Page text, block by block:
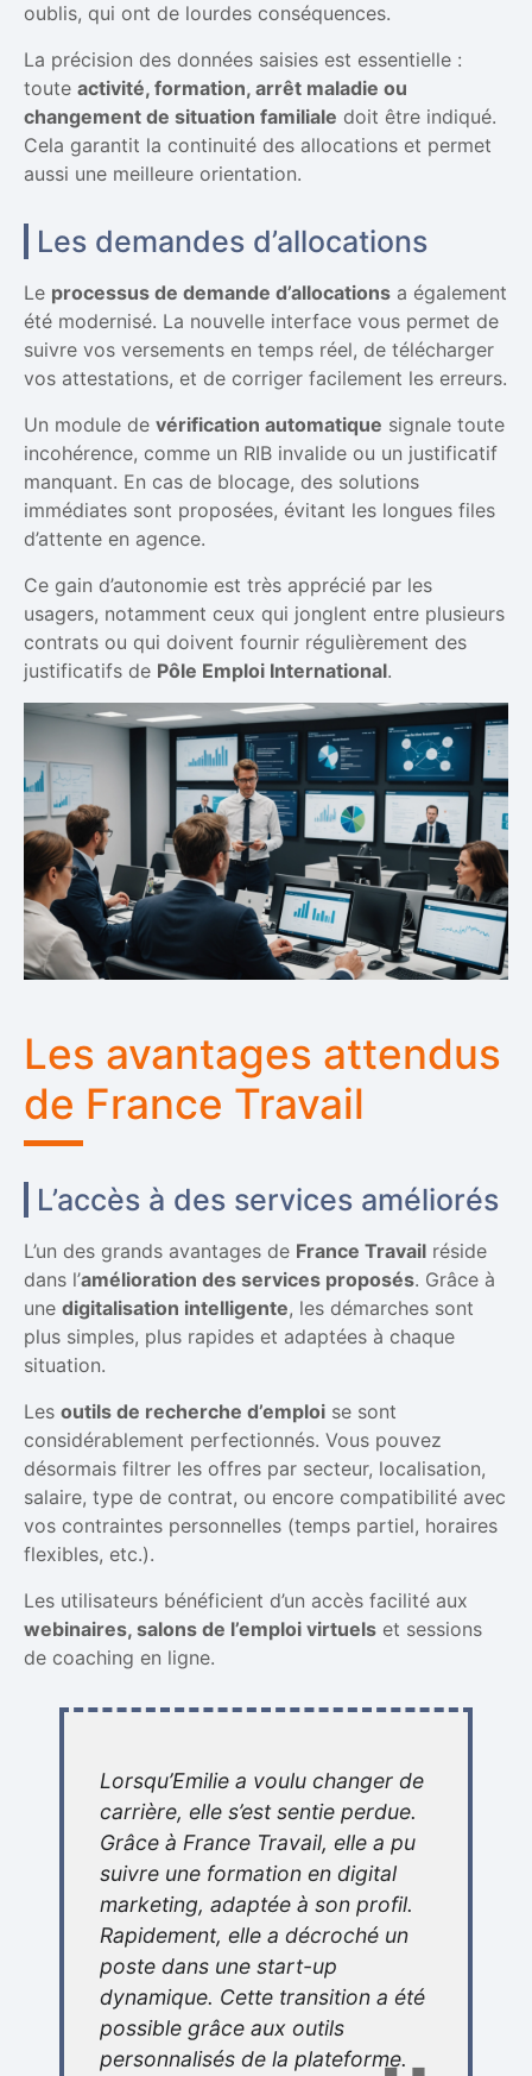
oublis, qui ont de lourdes conséquences.
La précision des données saisies est essentielle :
toute activité, formation, arrêt maladie ou
changement de situation familiale doit être indiqué.
Cela garantit la continuité des allocations et permet
aussi une meilleure orientation.
Les demandes d’allocations
Le processus de demande d’allocations a également
été modernisé. La nouvelle interface vous permet de
suivre vos versements en temps réel, de télécharger
vos attestations, et de corriger facilement les erreurs.
Un module de vérification automatique signale toute
incohérence, comme un RIB invalide ou un justificatif
manquant. En cas de blocage, des solutions
immédiates sont proposées, évitant les longues files
d’attente en agence.
Ce gain d’autonomie est très apprécié par les
usagers, notamment ceux qui jonglent entre plusieurs
contrats ou qui doivent fournir régulièrement des
justificatifs de Pôle Emploi International.
Les avantages attendus
de France Travail
L’accès à des services améliorés
L’un des grands avantages de France Travail réside
dans l’amélioration des services proposés. Grâce à
une digitalisation intelligente, les démarches sont
plus simples, plus rapides et adaptées à chaque
situation.
Les outils de recherche d’emploi se sont
considérablement perfectionnés. Vous pouvez
désormais filtrer les offres par secteur, localisation,
salaire, type de contrat, ou encore compatibilité avec
vos contraintes personnelles (temps partiel, horaires
flexibles, etc.).
Les utilisateurs bénéficient d’un accès facilité aux
webinaires, salons de l’emploi virtuels et sessions
de coaching en ligne.
Lorsqu’Emilie a voulu changer de
carrière, elle s’est sentie perdue.
Grâce à France Travail, elle a pu
suivre une formation en digital
marketing, adaptée à son profil.
Rapidement, elle a décroché un
poste dans une start-up
dynamique. Cette transition a été
possible grâce aux outils
personnalisés de la plateforme.